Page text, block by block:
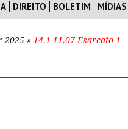
DIREITO BOLETIM MÍDIAS
2025 » 14.1 11.07 Esarcato 1